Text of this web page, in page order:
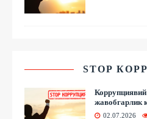
STOP
жавобгарлик
02.07.2026